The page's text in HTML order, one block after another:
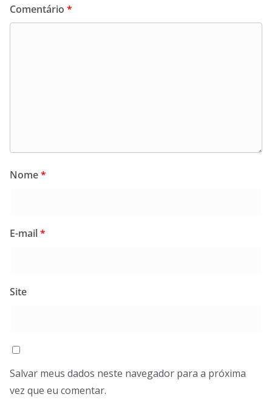
Comentário *
Nome*
E-mail*
Site
Salvar meus dados neste navegador para a próxima
vez que eu comentar.